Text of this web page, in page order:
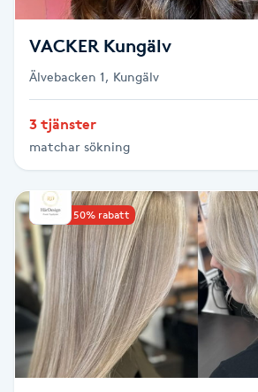
Hälsprickor
IPL hårborttagning
IR-massage
J
Japansk massage
K
K18
VACKER Kungälv
Älvebacken 1, Kungälv
3 tjänster
matchar sökning
Upp till 50% rabatt